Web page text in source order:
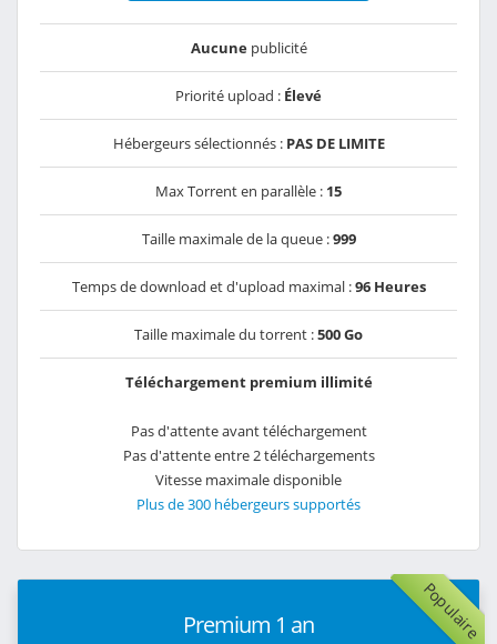
Aucunepublicité
Priorité upload : Élevé
Hébergeurs sélectionnés : PAS DE LIMITE
Max Torrent en parallèle : 15
Taille maximale de la queue :999
Temps de download et d'upload maximal :96 Heures
Taille maximale du torrent :500 Go
Téléchargement premium illimité
Pas d'attente avant téléchargement
Pas d'attente entre 2 téléchargements
Vitesse maximale disponible
Plus de 300 hébergeurs supportés
Populaire
Premium 1 an